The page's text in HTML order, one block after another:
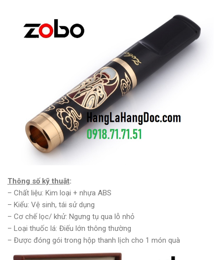
Thông số kỹ thuật:
– Chất liệu: Kim loại + nhựa ABS
– Kiểu: Vệ sinh, tái sử dụng
– Cơ chế lọc/ khử: Ngưng tụ qua lỗ nhỏ
– Loại thuốc lá: Điếu lớn thông thường
– Được đóng gói trong hộp thanh lịch cho 1 món quà